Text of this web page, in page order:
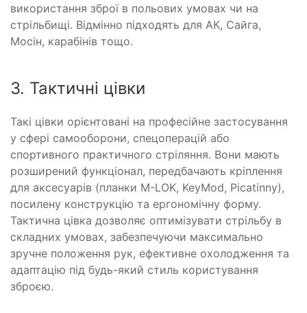
використання зброї в польових умовах чи на
стрільбищі. Відмінно підходять для АК, Сайга,
Мосін, карабінів тощо.
3. Тактичні цівки
Такі цівки орієнтовані на професійне застосування
у сфері самооборони, спецоперацій або
спортивного практичного стріляння. Вони мають
розширений функціонал, передбачають кріплення
для аксесуарів (планки M-LOK, KeyMod, Picatinny),
посилену конструкцію та ергономічну форму.
Тактична цівка дозволяє оптимізувати стрільбу в
складних умовах, забезпечуючи максимально
зручне положення рук, ефективне охолодження та
адаптацію під будь-який стиль користування
зброєю.